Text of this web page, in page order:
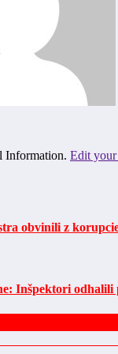
Information. Edit
obvinili z
Inšpektori odhalili